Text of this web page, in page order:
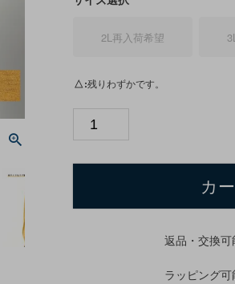
2L再入荷希望
△ 残りわずかです。
カ
返品・交換可
ラッピング可